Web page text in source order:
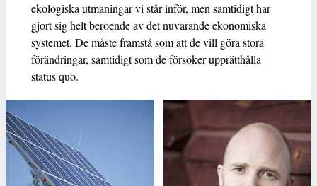
ekologiska utmaningar vi står inför, men samtidigt har
gjort sig helt beroende av det nuvarande ekonomiska
systemet. De måste framstå som att de vill göra stora
förändringar, samtidigt som de försöker upprätthålla
status quo.